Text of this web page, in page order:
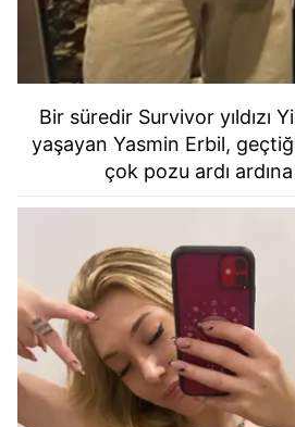
Bir süredir Survivor yıldızı
yaşayan Yasmin Erbil,
çok pozu ardı ardına